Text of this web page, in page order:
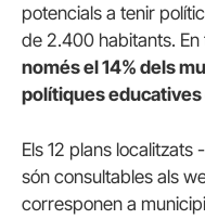
potencials a tenir
de 2.400 habitants.
només el 14% dels
polítiques educatives
Els 12 plans localitzats
són consultables als
corresponen a